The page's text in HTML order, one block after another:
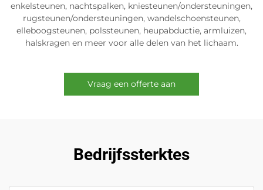
enkelsteunen, nachtspalken, kniesteunen/ondersteuningen,
rugsteunen/ondersteuningen, wandelschoensteunen,
elleboogsteunen, polssteunen, heupabductie, armluizen,
halskragen en meer voor alle delen van het lichaam.
Vraag een offerte aan
Bedrijfssterktes